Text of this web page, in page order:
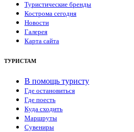
Туристические бренды
Кострома сегодня
Новости
Галерея
Карта сайта
ТУРИСТАМ
В помощь туристу
Где остановиться
Где поесть
Куда сходить
Маршруты
Сувениры